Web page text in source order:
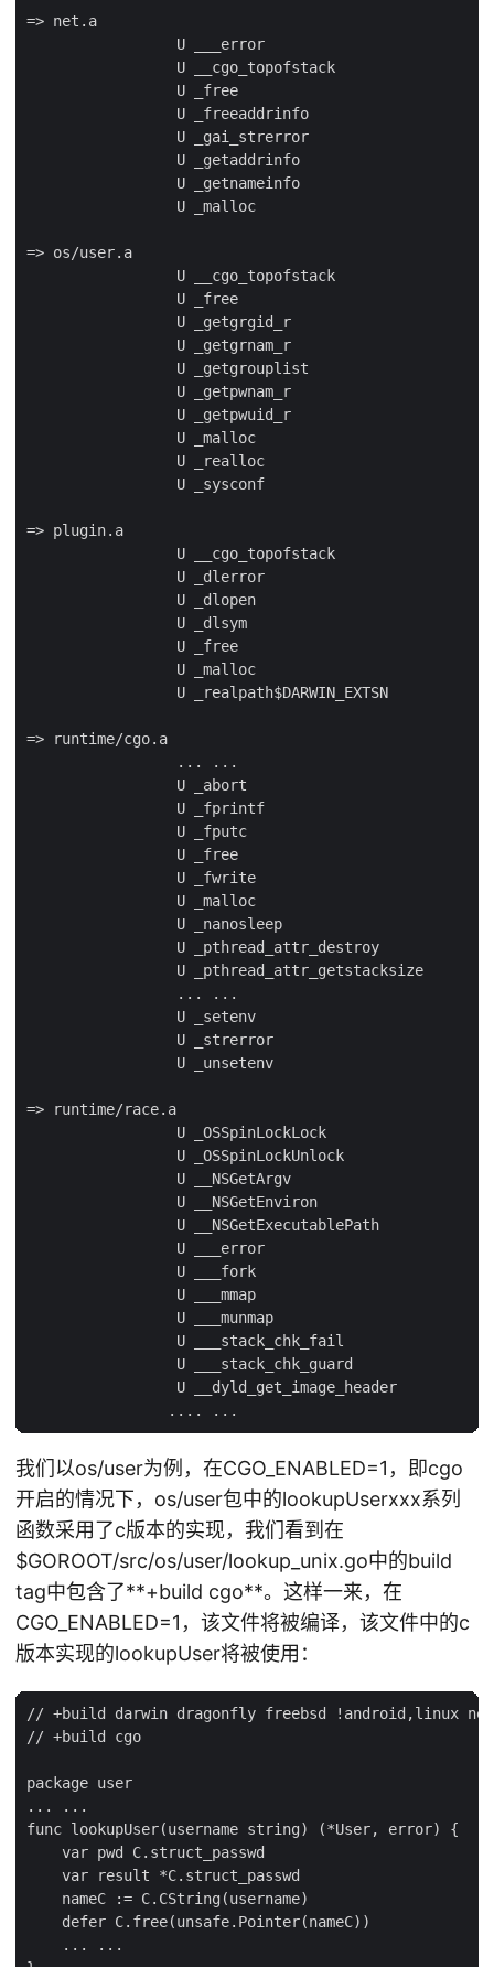
=> net.a
                 U ___error
                 U __cgo_topofstack
                 U _free
                 U _freeaddrinfo
                 U _gai_strerror
                 U _getaddrinfo
                 U _getnameinfo
                 U _malloc
=> os/user.a
                 U __cgo_topofstack
                 U _free
                 U _getgrgid_r
                 U _getgrnam_r
                 U _getgrouplist
                 U _getpwnam_r
                 U _getpwuid_r
                 U _malloc
                 U _realloc
                 U _sysconf
=> plugin.a
                 U __cgo_topofstack
                 U _dlerror
                 U _dlopen
                 U _dlsym
                 U _free
                 U _malloc
                 U _realpath$DARWIN_EXTSN
=> runtime/cgo.a
                 ... ...
                 U _abort
                 U _fprintf
                 U _fputc
                 U _free
                 U _fwrite
                 U _malloc
                 U _nanosleep
                 U _pthread_attr_destroy
                 U _pthread_attr_getstacksize
                 ... ...
                 U _setenv
                 U _strerror
                 U _unsetenv
=> runtime/race.a
                 U _OSSpinLockLock
                 U _OSSpinLockUnlock
                 U __NSGetArgv
                 U __NSGetEnviron
                 U __NSGetExecutablePath
                 U ___error
                 U ___fork
                 U ___mmap
                 U ___munmap
                 U ___stack_chk_fail
                 U ___stack_chk_guard
                 U __dyld_get_image_header
我们以os/user为例，在CGO_ENABLED=1，即cgo
开启的情况下，os/user包中的lookupUserxxx系列
函数采用了c版本的实现，我们看到在
$GOROOT/src/os/user/lookup_unix.go中的build
tag中包含了**+build cgo**。这样一来，在
CGO_ENABLED=1，该文件将被编译，该文件中的c
版本实现的lookupUser将被使用：
// +build darwin dragonfly freebsd !android,linux
// +build cgo
package user
... ...
func lookupUser(username string) (*User, error) {
    var pwd C.struct_passwd
    var result *C.struct_passwd
    nameC := C.CString(username)
    defer C.free(unsafe.Pointer(nameC))
    ... ...